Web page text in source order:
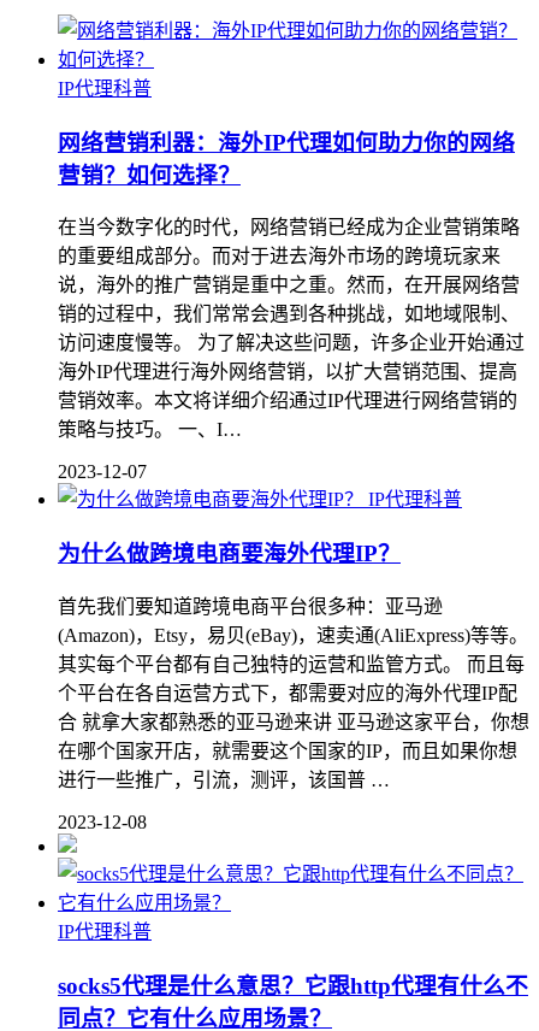
IP代理科普
网络营销利器：海外IP代理如何助力你的网络
营销？如何选择？
在当今数字化的时代，网络营销已经成为企业营销策略
的重要组成部分。而对于进去海外市场的跨境玩家来
说，海外的推广营销是重中之重。然而，在开展网络营
销的过程中，我们常常会遇到各种挑战，如地域限制、
访问速度慢等。 为了解决这些问题，许多企业开始通过
海外IP代理进行海外网络营销，以扩大营销范围、提高
营销效率。本文将详细介绍通过IP代理进行网络营销的
策略与技巧。 一、I…
2023-12-07
IP代理科普
为什么做跨境电商要海外代理IP？
首先我们要知道跨境电商平台很多种：亚马逊
(Amazon)，Etsy，易贝(eBay)，速卖通(AliExpress)等等。
其实每个平台都有自己独特的运营和监管方式。 而且每
个平台在各自运营方式下，都需要对应的海外代理IP配
合 就拿大家都熟悉的亚马逊来讲 亚马逊这家平台，你想
在哪个国家开店，就需要这个国家的IP，而且如果你想
进行一些推广，引流，测评，该国普 …
2023-12-08
IP代理科普
socks5代理是什么意思？它跟http代理有什么不
同点？它有什么应用场景？